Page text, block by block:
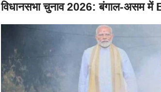
विधानसभा चुनाव 2026: बंगाल-असम